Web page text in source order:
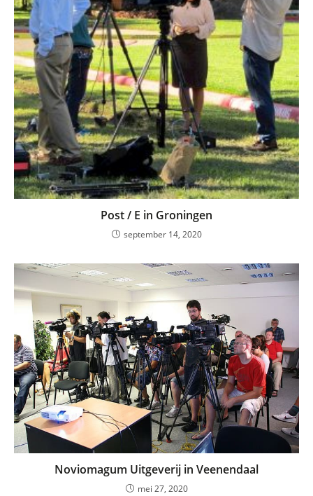
Post / E in Groningen
september 14, 2020
Noviomagum Uitgeverij in Veenendaal
mei 27, 2020